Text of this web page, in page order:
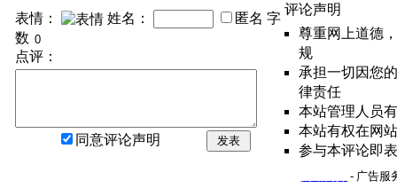
表情： 姓名： 匿名 字
数
点评：
同意评论声明 发表
评论声明
尊重网上道德
规
承担一切因您
律责任
本站管理人员
本站有权在网
参与本评论即
- 广告服